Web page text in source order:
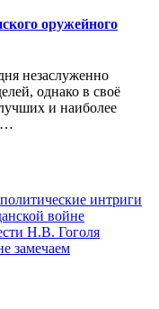
оружейного
незаслуженно
однако в своё
и наиболее
интриги
войне
Н.В. Гоголя
замечаем